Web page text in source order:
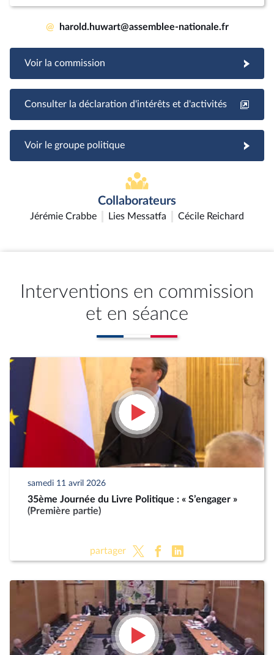
@ harold.huwart@assemblee-nationale.fr
Voir la commission
Consulter la déclaration d'intérêts et d'activités
Voir le groupe politique
Collaborateurs
Jérémie Crabbe Lies Messatfa Cécile Reichard
Interventions en commission
et en séance
samedi 11 avril 2026
35ème Journée du Livre Politique : « S’engager »
(Première partie)
partager